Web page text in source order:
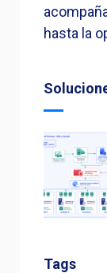
hasta la
Tags